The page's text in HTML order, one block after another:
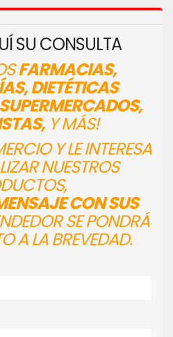
SU CONSULTA
FARMACIAS,
DIETÉTICAS
Y MÁS!
Y LE INTERESA
NUESTROS
CON SUS
SE PONDRÁ
A LA BREVEDAD.